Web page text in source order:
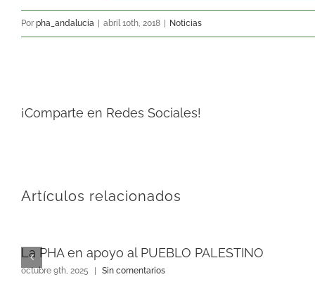
Por pha_andalucia abril 10th, 2018 Noticias
¡Comparte en Redes Sociales!
Artículos relacionados
La PHA en apoyo al PUEBLO PALESTINO
octubre 9th, 2025 | Sin comentarios